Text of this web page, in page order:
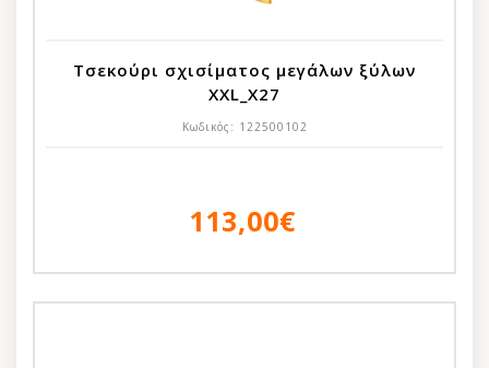
Τσεκούρι σχισίματος μεγάλων ξύλων
XXL_X27
Κωδικός: 122500102
113,00€